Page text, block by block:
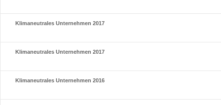
Klimaneutrales Unternehmen 2017
Klimaneutrales Unternehmen 2017
Klimaneutrales Unternehmen 2016